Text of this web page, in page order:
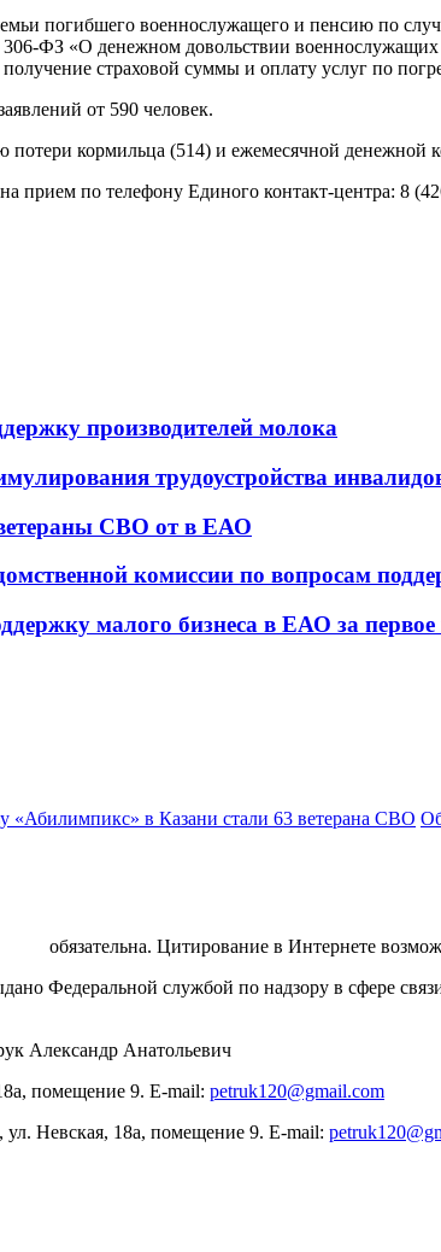
погибшего военнослужащего и пенсию по
306-ФЗ «О денежном довольствии
страховой суммы и оплату услуг по
от 590 человек.
потери кормильца (514) и ежемесячной денежной
прием по телефону Единого контакт-центра:
производителей молока
трудоустройства
СВО от в ЕАО
комиссии по вопросам
малого бизнеса в ЕАО за первое
«Абилимпикс» в Казани стали 63 ветерана СВО
обязательна. Цитирование в Интернете
Федеральной службой по надзору в сфере
Александр Анатольевич
помещение 9. E-mail: petruk120@gmail.com
Невская, 18а, помещение 9. E-mail: